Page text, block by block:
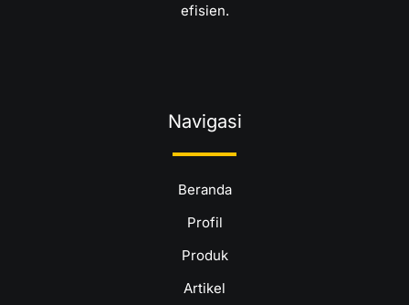
efisien.
Navigasi
Beranda
Profil
Produk
Artikel